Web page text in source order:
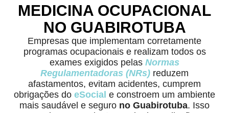
MEDICINA OCUPACIONAL
NO GUABIROTUBA
Empresas que implementam corretamente
programas ocupacionais e realizam todos os
exames exigidos pelas Normas
Regulamentadoras (NRs) reduzem
afastamentos, evitam acidentes, cumprem
obrigações do eSocial e constroem um ambiente
mais saudável e seguro no Guabirotuba. Isso